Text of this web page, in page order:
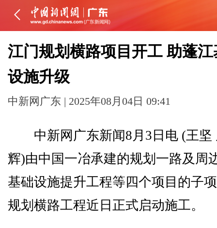
江门规划横路项目开工 助蓬江
设施升级
中新网广东 | 2025年08月04日 09:41
中新网广东新闻8月3日电 (王坚
辉)由中国一冶承建的规划一路及周
基础设施提升工程等四个项目的
规划横路工程近日正式启动施工。